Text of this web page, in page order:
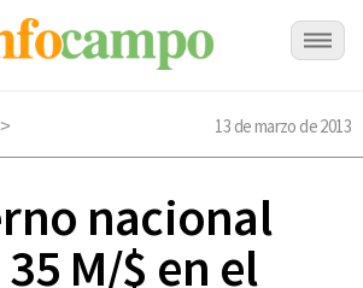
> 13 de marzo de 2013
nacional
M/$ en el